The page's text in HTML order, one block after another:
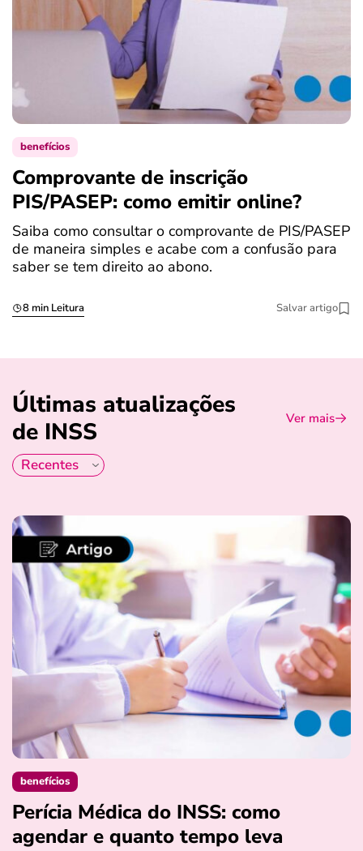
benefícios
Comprovante de inscrição
PIS/PASEP: como emitir online?
Saiba como consultar o comprovante de PIS/PASEP
de maneira simples e acabe com a confusão para
saber se tem direito ao abono.
8 min Leitura Salvar artigo
Últimas atualizações
de INSS
Ver mais
benefícios
Perícia Médica do INSS: como
agendar e quanto tempo leva